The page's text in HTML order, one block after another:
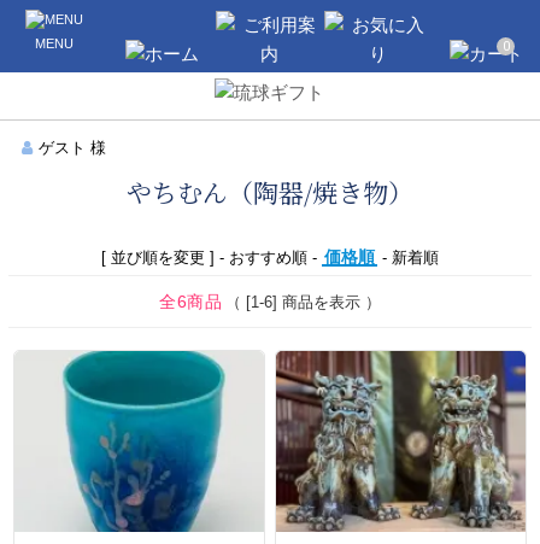
沖縄のギフト・引き出物の通販なら琉球
ギフト
ゲスト 様
やちむん（陶器/焼き物）
[ 並び順を変更 ] - おすすめ順- 価格順 - 新着順
全6商品 （ [1-6] 商品を表示 ）
ご利用案内
0
MENU